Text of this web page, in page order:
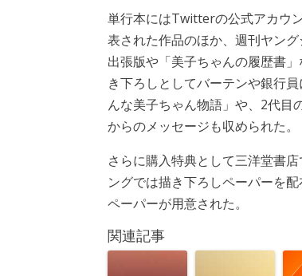
単行本にはTwitterの公式アカウ
表された作品のほか、週刊ヤン
出張版や「美子ちゃんの履歴書
き下ろしとしてバーテンや銀行
んな美子ちゃん物語」や、2代目
からのメッセージも収められた。
さらに購入特典として三洋堂書
ングでは描き下ろしペーパーを
ペーパーが用意された。
関連記事